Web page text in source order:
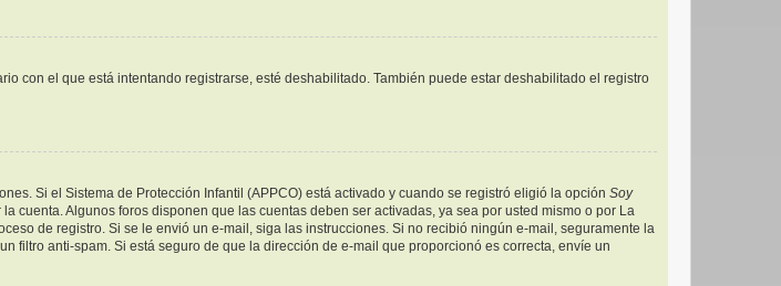
con el que está intentando registrarse, esté deshabilitado. También puede estar deshabilitado el registro
Si el Sistema de Protección Infantil (APPCO) está activado y cuando se registró eligió la opción Soy
cuenta. Algunos foros disponen que las cuentas deben ser activadas, ya sea por usted mismo o por La
de registro. Si se le envió un e-mail, siga las instrucciones. Si no recibió ningún e-mail, seguramente la
filtro anti-spam. Si está seguro de que la dirección de e-mail que proporcionó es correcta, envíe un